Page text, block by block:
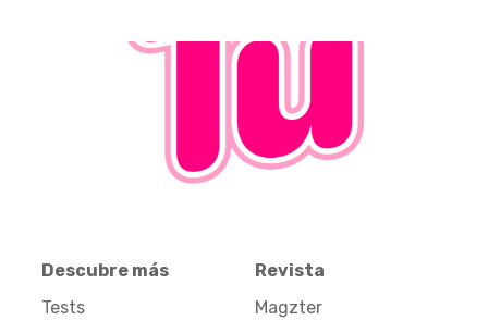
Descubre más
Tests
Revista
Magzter